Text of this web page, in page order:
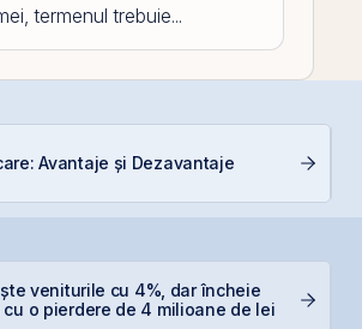
termenul trebuie...
Avantaje și Dezavantaje
veniturile cu 4%, dar încheie
cu o pierdere de 4 milioane de lei